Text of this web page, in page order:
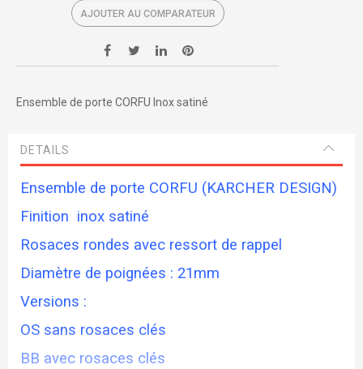
AJOUTER AU COMPARATEUR
Ensemble de porte CORFU Inox satiné
DETAILS
Ensemble de porte CORFU (KARCHER DESIGN)
Finition inox satiné
Rosaces rondes avec ressort de rappel
Diamètre de poignées : 21mm
Versions :
OS sans rosaces clés
BB avec rosaces clés